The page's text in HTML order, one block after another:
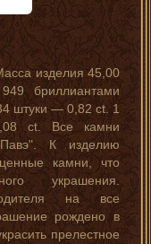
изделия 45,00
бриллиантами
штуки — 0,82 ct. 1
ct. Все камни
К изделию
камни, что
украшения.
на все
рождено в
прелестное